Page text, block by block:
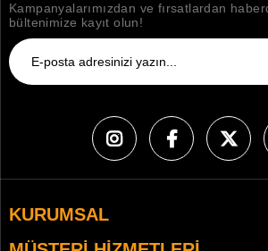
Kampanyalarımızdan ve fırsatlardan
bültenimize kayıt olun!
KURUMSAL